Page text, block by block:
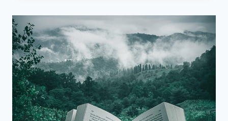
QUE
VS
PORQUÉ
VS
PORQUE